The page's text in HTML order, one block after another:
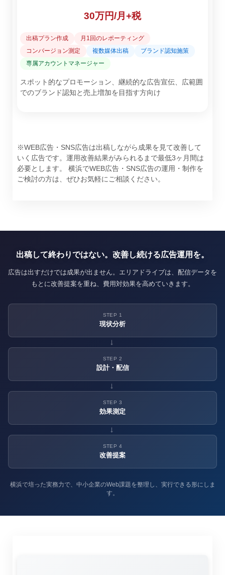
30万円/月+税
出稿プラン作成
月1回のレポーティング
コンバージョン測定
複数媒体出稿
ブランド認知施策
専属アカウントマネージャー
スポット的なプロモーション、継続的な広告宣伝、広範囲
でのブランド認知と売上増加を目指す方向け
※WEB広告・SNS広告は出稿しながら成果を見て改善して
いく広告です。運用改善結果がみられるまで最低3ヶ月間は
必要とします。 横浜でWEB広告・SNS広告の運用・制作を
ご検討の方は、ぜひお気軽にご相談ください。
出稿して終わりではない。改善し続ける広告運用を。
広告は出すだけでは成果が出ません。エリアドライブは、配信データを
もとに改善提案を重ね、費用対効果を高めていきます。
STEP 1
現状分析
→
STEP 2
設計・配信
→
STEP 3
効果測定
→
STEP 4
改善提案
横浜で培った実務力で、中小企業のWeb課題を整理し、実行できる形にしま
す。